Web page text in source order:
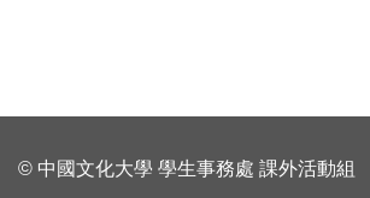
© 中國文化大學 學生事務處 課外活動組